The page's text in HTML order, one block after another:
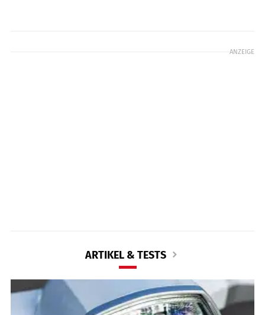
ANZEIGE
ARTIKEL & TESTS